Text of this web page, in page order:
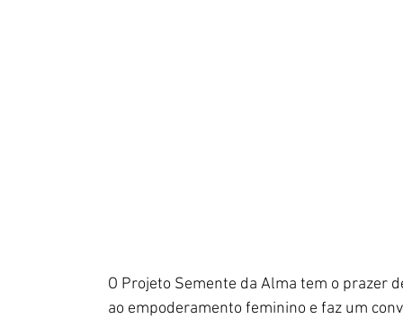
O Projeto Semente da Alma tem o prazer
ao empoderamento feminino e faz um